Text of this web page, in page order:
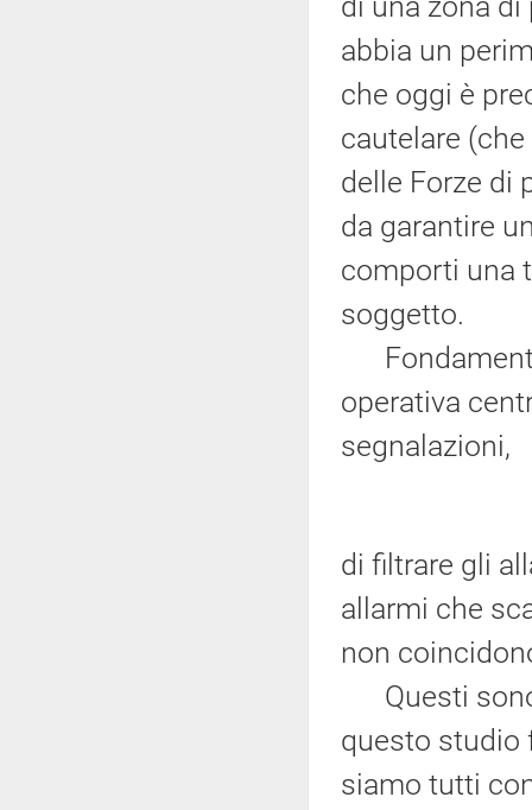
abbia un
che oggi è
cautelare
delle Forze di
da garantire
comporti una
soggetto.
operativa
segnalazioni,
di filtrare gli
allarmi che
non
Questi sono
questo studio
siamo tutti